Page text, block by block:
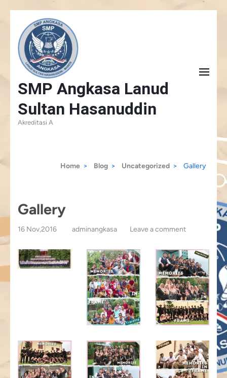
to
content
(Press
Enter)
SMP Angkasa Lanud
Sultan Hasanuddin
Akreditasi A
Home > Blog > Uncategorized > Gallery
Gallery
16 Nov,2016 adminangkasa Leave a comment